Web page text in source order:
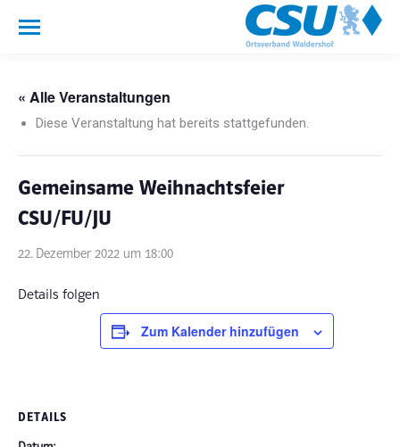
« Alle Veranstaltungen
Diese Veranstaltung hat bereits stattgefunden.
Gemeinsame Weihnachtsfeier
CSU/FU/JU
22. Dezember 2022 um 18:00
Details folgen
Zum Kalender hinzufügen
DETAILS